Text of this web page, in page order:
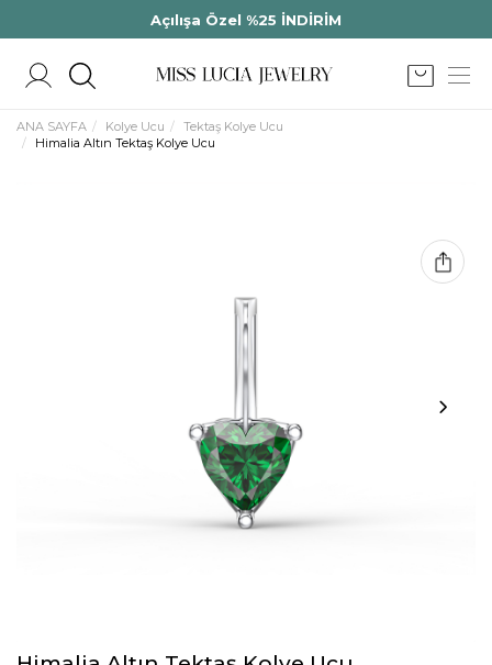
Açılışa Özel %25 İNDİRİM
ANA SAYFA Kolye Ucu
Tektaş Kolye Ucu
Himalia Altın Tektaş Kolye Ucu